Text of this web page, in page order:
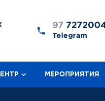
97
Telegram
МЕРОПРИЯТИЯ